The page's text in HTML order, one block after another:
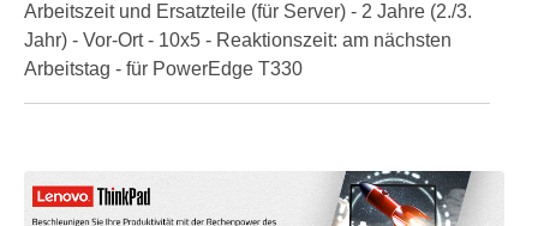
Arbeitszeit und Ersatzteile (für Server) - 2 Jahre (2./3.
Jahr) - Vor-Ort - 10x5 - Reaktionszeit: am nächsten
Arbeitstag - für PowerEdge T330